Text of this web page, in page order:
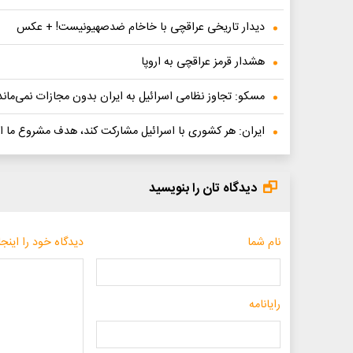
دیدار تاریخی عراقچی با خاخام ضدصهیونیست! + عکس
هشدار قرمز عراقچی به اروپا
مسکو: تجاوز نظامی اسرائیل به ایران بدون مجازات
ایران: هر کشوری با اسرائیل مشارکت کند، هدف مشروع
دیدگاه تان را بنویسید
نام شما
رایانامه
دیدگاه خود را